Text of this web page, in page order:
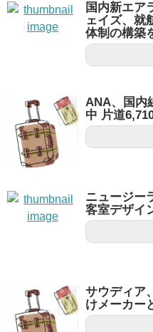
国内新エア
ェイズ、就
体制の構築
ANA、国内
中 片道
ニュージー
客室デザイ
サウディア
けメーカー